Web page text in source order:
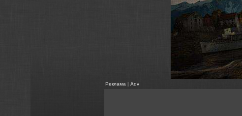
Реклама | Adv